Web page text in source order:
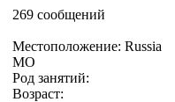
269 сообщений
Местоположение: Russia
МО
Род занятий:
Возраст: